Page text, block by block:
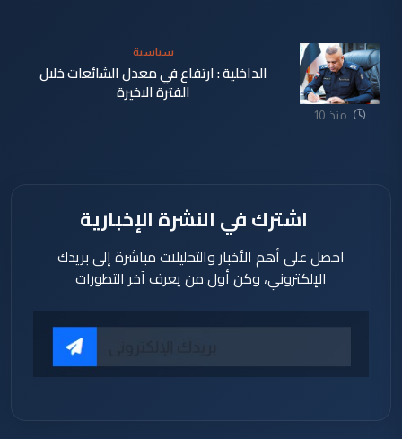
منذ 10
سياسية
الداخلية : ارتفاع في معدل الشائعات خلال
الفترة الاخيرة
اشترك في النشرة الإخبارية
احصل على أهم الأخبار والتحليلات مباشرة إلى بريدك
الإلكتروني، وكن أول من يعرف آخر التطورات